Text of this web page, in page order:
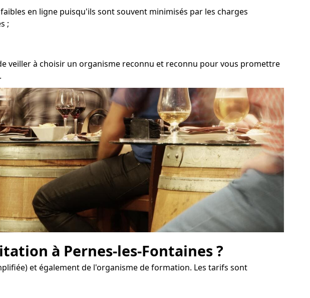
en ligne puisqu'ils sont souvent minimisés par les charges
;
veiller à choisir un organisme reconnu et reconnu pour vous promettre
à Pernes-les-Fontaines ?
et également de l'organisme de formation. Les tarifs sont